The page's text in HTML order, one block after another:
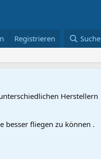
Registrieren Suche
Herstellern
besser fliegen zu können .